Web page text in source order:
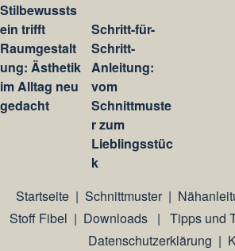
Stilbewussts
ein trifft
Raumgestalt
ung: Ästhetik
im Alltag neu
gedacht
Schritt-für-
Schritt-
Anleitung:
vom
Schnittmuste
r zum
Lieblingsstüc
k
Startseite| Schnittmuster|
Stoff Fibel | Downloads | Tipps und
Datenschutzerklärung |